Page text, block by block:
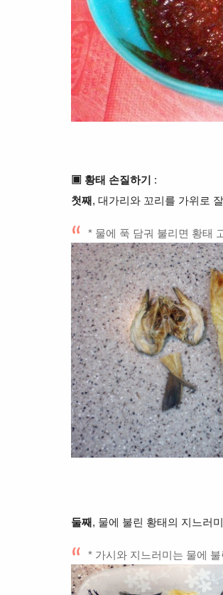
▣ 황태 손질하기 :
첫째 , 대가리와 꼬리를 가위로
* 물에 푹 담궈 불리면 황태
둘째 , 물에 불린 황태의 지느러
* 가시와 지느러미는 물에